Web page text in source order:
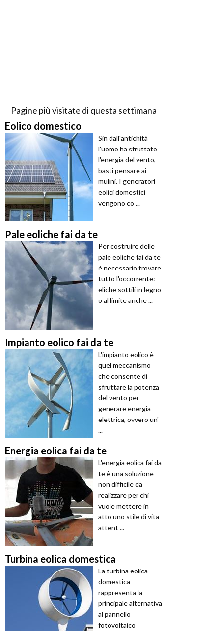
Pagine più visitate di questa settimana
Eolico domestico
Sin dall'antichità
l'uomo ha sfruttato
l'energia del vento,
basti pensare ai
mulini. I generatori
eolici domestici
vengono co ...
Pale eoliche fai da te
Per costruire delle
pale eoliche fai da te
è necessario trovare
tutto l'occorrente:
eliche sottili in legno
o al limite anche ...
Impianto eolico fai da te
L'impianto eolico è
quel meccanismo
che consente di
sfruttare la potenza
del vento per
generare energia
elettrica, ovvero un'
...
Energia eolica fai da te
L'energia eolica fai da
te è una soluzione
non difficile da
realizzare per chi
vuole mettere in
atto uno stile di vita
attent ...
Turbina eolica domestica
La turbina eolica
domestica
rappresenta la
principale alternativa
al pannello
fotovoltaico